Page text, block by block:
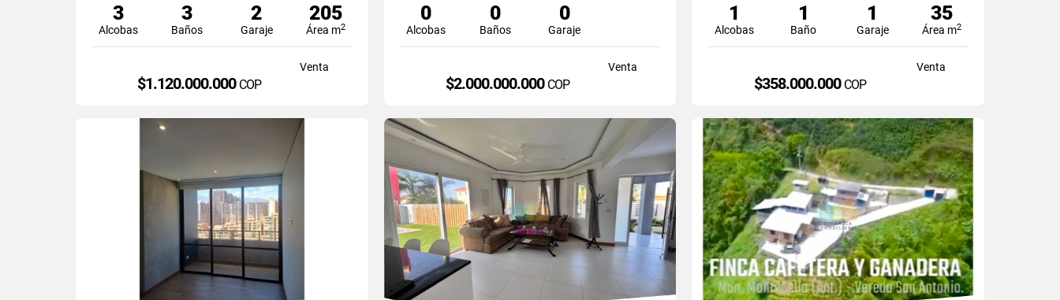
3
Alcobas
3
Baños
2
Garaje
205
Área m2
Venta
$1.120.000.000 COP
0
Alcobas
0
Baños
0
Garaje
Venta
$2.000.000.000 COP
1
Alcobas
1
Baño
1
Garaje
35
Área m2
Venta
$358.000.000 COP